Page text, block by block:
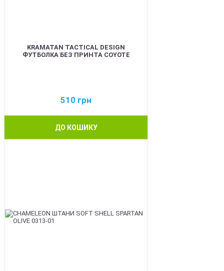
KRAMATAN TACTICAL DESIGN
ФУТБОЛКА БЕЗ ПРИНТА COYOTE
510 грн
ДО КОШИКУ